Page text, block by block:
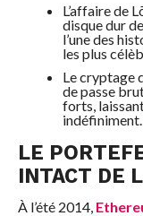
L’affaire de
disque dur
l’une des
les plus
Le cryptage
de passe
forts,
indéfiniment.
LE
INTACT DE
À l’été 2014,